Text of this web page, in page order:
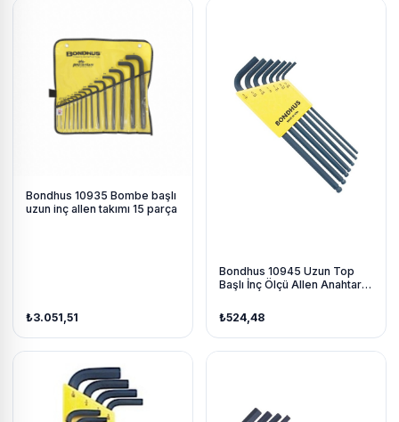
Bondhus 10935 Bombe başlı
uzun inç allen takımı 15 parça
₺3.051,51
Bondhus 10945 Uzun Top
Başlı İnç Ölçü Allen Anahtar
₺524,48